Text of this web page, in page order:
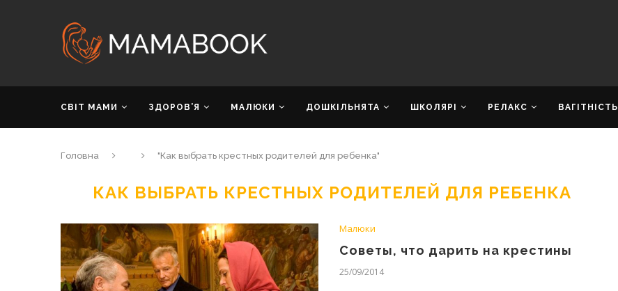
СВІТ МАМИ ЗДОРОВ’Я МАЛЮКИ ДОШКІЛЬНЯТА ШКОЛЯРІ РЕЛАКС ВАГІТНІСТЬ
Головна "Как выбрать крестных родителей для ребенка"
КАК ВЫБРАТЬ КРЕСТНЫХ РОДИТЕЛЕЙ ДЛЯ РЕБЕНКА
Малюки
Советы, что дарить на крестины
25/09/2014